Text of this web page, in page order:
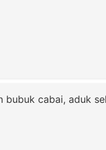
bubuk cabai, aduk